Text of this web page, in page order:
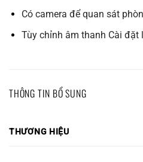
Có camera để quan sát
Tùy chỉnh âm thanh Cài đặt
THÔNG TIN BỔ SUNG
THƯƠNG HIỆU